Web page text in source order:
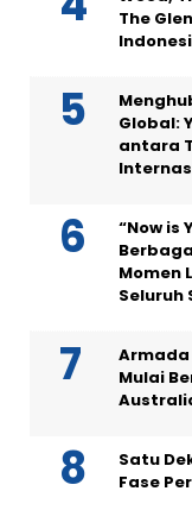
The
Global:
antara
“Now is
Momen
Seluruh
Armada
Mulai
Satu
Fase